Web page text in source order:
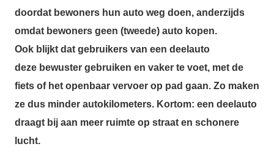
doordat bewoners hun auto weg doen, anderzijds
omdat bewoners geen (tweede) auto kopen.
Ook blijkt dat gebruikers van een deelauto
deze bewuster gebruiken en vaker te voet, met de
fiets of het openbaar vervoer op pad gaan. Zo maken
ze dus minder autokilometers. Kortom: een deelauto
draagt bij aan meer ruimte op straat en schonere
lucht.